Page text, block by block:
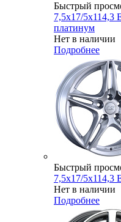
Быстрый
7,5x17/5x114,3
платинум
Нет в наличии
Подробнее
Быстрый
7,5x17/5x114,3
Нет в наличии
Подробнее